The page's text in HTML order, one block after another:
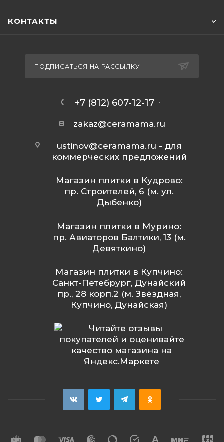
КОНТАКТЫ
ПОДПИСАТЬСЯ НА РАССЫЛКУ
+7 (812) 607-12-17
zakaz@ceramama.ru
ustinov@ceramama.ru - для
коммерческих предложений
Магазин плитки в Кудрово:
пр. Строителей, 6 (м. ул.
Дыбенко)
Магазин плитки в Мурино:
пр. Авиаторов Балтики, 13 (м.
Девяткино)
Магазин плитки в Купчино:
Санкт-Петебрург, Дунайский
пр., 28 корп.2 (м. Звёздная,
Купчино, Дунайская)